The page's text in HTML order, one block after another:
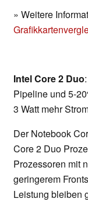
» Weitere
Intel Core 2 Duo
Pipeline und 5-
3 Watt mehr
Der Notebook
Core 2 Duo
Prozessoren mit
geringerem
Leistung bleiben